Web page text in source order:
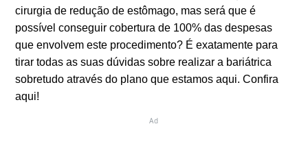
cirurgia de redução de estômago, mas será que é
possível conseguir cobertura de 100% das despesas
que envolvem este procedimento? É exatamente para
tirar todas as suas dúvidas sobre realizar a bariátrica
sobretudo através do plano que estamos aqui. Confira
aqui!
Ad